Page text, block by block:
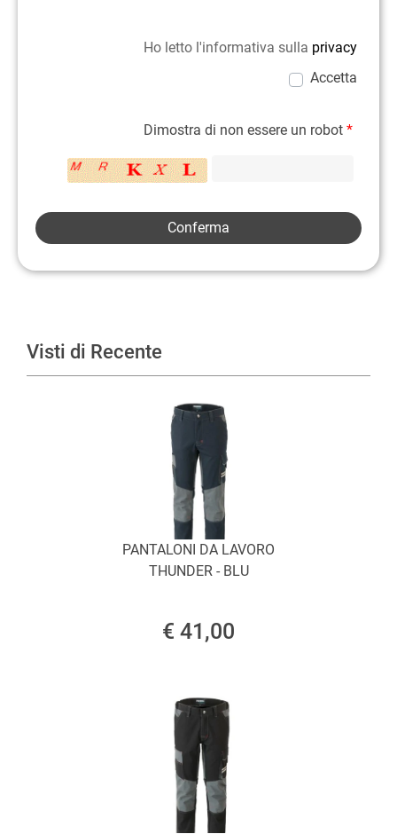
Ho letto l'informativa sulla privacy
Accetta
Dimostra di non essere un robot *
Visti di Recente
PANTALONI DA LAVORO
THUNDER - BLU
€ 41,00